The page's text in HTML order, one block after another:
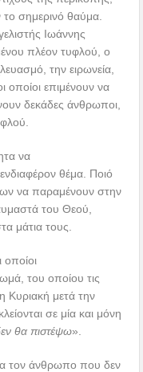
σημερινό θαύμα.
Ιωάννης
πλέον τυφλού, ο
την ειρωνεία,
οποίοι επιμένουν να
δεκάδες άνθρωποι,
να
θέμα. Ποιό
να παραμένουν στην
του Θεού,
μάτια τους.
του οποίου τις
Κυριακή μετά την
σε μία και μόνη
θα πιστέψω».
τον άνθρωπο που δεν